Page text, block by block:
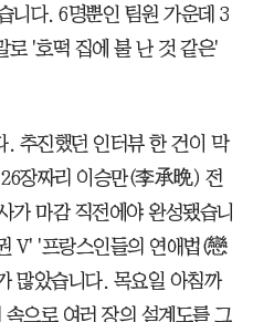
니다. 6명뿐인 팀원 가운데 3
로 '호떡 집에 불 난 것 같은'
추진했던 인터뷰 한 건이 막
장짜리 이승만(李承晩) 전
가 마감 직전에야 완성됐습니
V' '프랑스인들의 연애법(戀
많았습니다. 목요일 아침까
으로 여러 장의 설계도를 그